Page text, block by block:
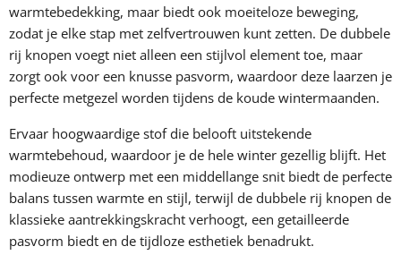
warmtebedekking, maar biedt ook moeiteloze beweging,
zodat je elke stap met zelfvertrouwen kunt zetten. De dubbele
rij knopen voegt niet alleen een stijlvol element toe, maar
zorgt ook voor een knusse pasvorm, waardoor deze laarzen je
perfecte metgezel worden tijdens de koude wintermaanden.
Ervaar hoogwaardige stof die belooft uitstekende
warmtebehoud, waardoor je de hele winter gezellig blijft. Het
modieuze ontwerp met een middellange snit biedt de perfecte
balans tussen warmte en stijl, terwijl de dubbele rij knopen de
klassieke aantrekkingskracht verhoogt, een getailleerde
pasvorm biedt en de tijdloze esthetiek benadrukt.